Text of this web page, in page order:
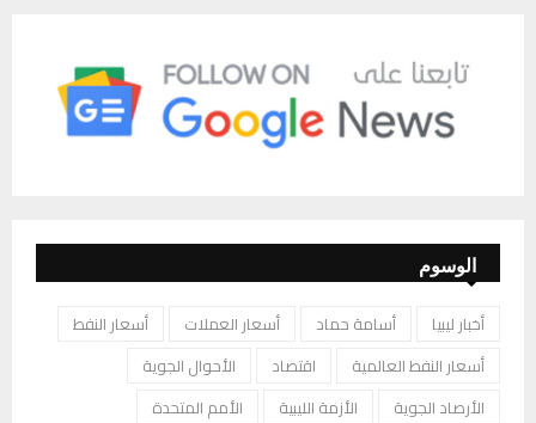
الوسوم
أخبار ليبيا أسامة حماد أسعار العملات
أسعار النفط
أسعار النفط العالمية
اقتصاد
الأحوال الجوية
الأرصاد الجوية
الأزمة الليبية
الأمم المتحدة